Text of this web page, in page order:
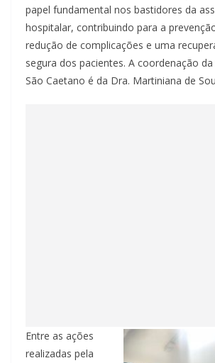
papel fundamental nos bastidores da
hospitalar, contribuindo para a
redução de complicações e uma
segura dos pacientes. A coordenação
São Caetano é da Dra. Martiniana de
Entre as ações
realizadas pela